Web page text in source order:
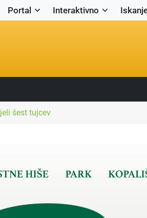
Portal Interaktivno
šest tujcev